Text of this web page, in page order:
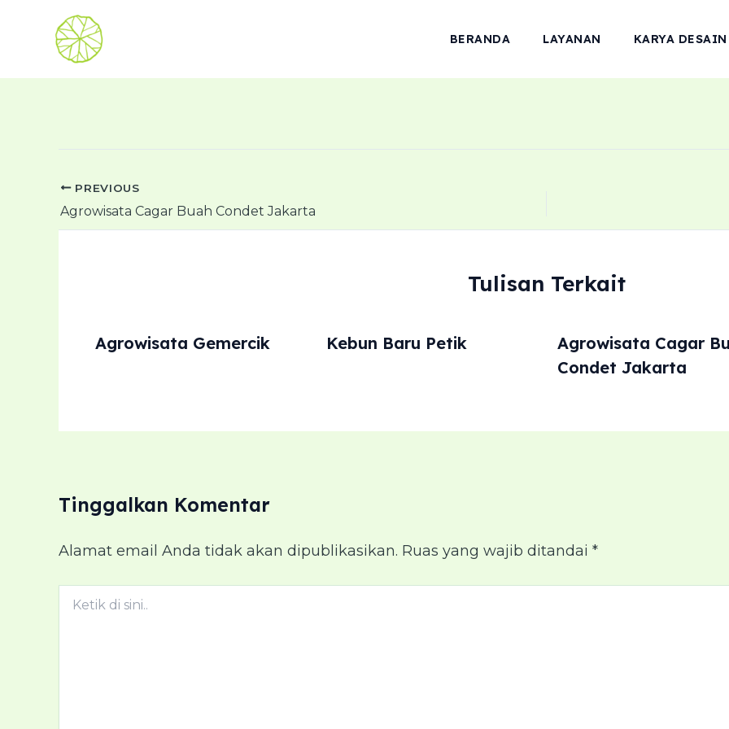
BERANDA LAYANAN KARYA DESAIN
Post
navigation
PREVIOUS
Agrowisata Cagar Buah Condet Jakarta
Tulisan Terkait
Agrowisata Gemercik Kebun Baru Petik
Agrowisata Cagar
Condet Jakarta
Tinggalkan Komentar
Alamat email Anda tidak akan dipublikasikan. Ruas yang wajib ditandai *